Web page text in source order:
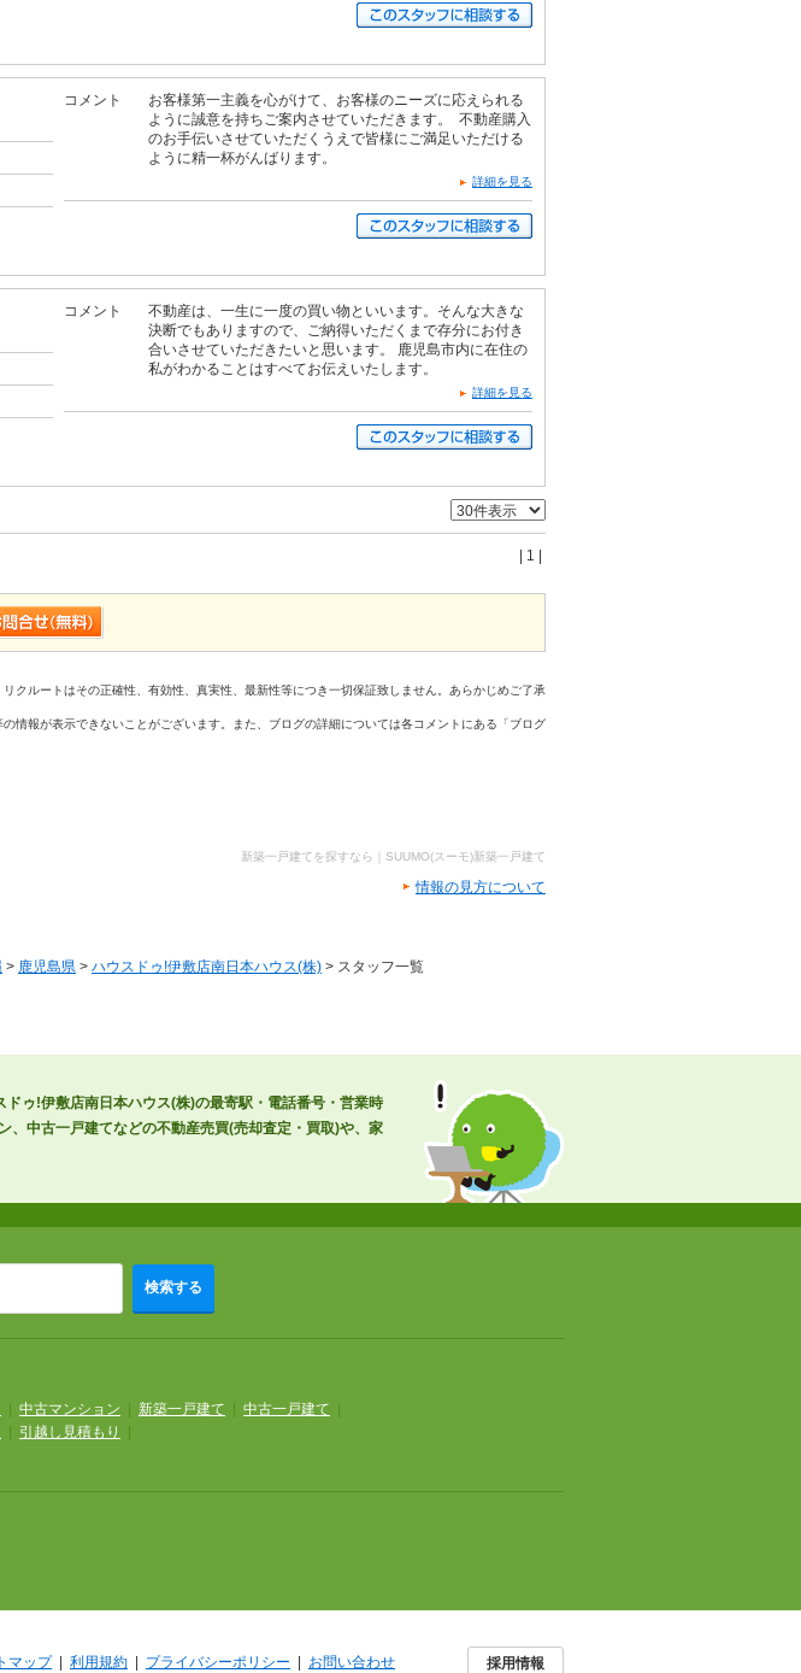
コメント
お客様第一主義を心がけて、お客様のニーズに応えられる
ように誠意を持ちご案内させていただきます。 不動産購入
のお手伝いさせていただくうえで皆様にご満足いただける
ように精一杯がんばります。
詳細を見る
コメント
不動産は、一生に一度の買い物といいます。そんな大きな
決断でもありますので、ご納得いただくまで存分にお付き
合いさせていただきたいと思います。 鹿児島市内に在住の
私がわかることはすべてお伝えいたします。
詳細を見る
| 1 |
ルートはその正確性、有効性、真実性、最新性等につき一切保証致しません。あらかじめご了承
報が表示できないことがございます。また、ブログの詳細については各コメントにある「ブログ
新築一戸建てを探すなら｜SUUMO(スーモ)新築一戸建て
情報の見方について
> 鹿児島県 > ハウスドゥ!伊敷店南日本ハウス(株) > スタッフ一覧
ゥ!伊敷店南日本ハウス(株)の最寄駅・電話番号・営業時
、中古一戸建てなどの不動産売買(売却査定・買取)や、家
検索する
中古マンション 新築一戸建て 中古一戸建て
引越し見積もり
マップ| 利用規約 プライバシーポリシー お問い合わせ 採用情報